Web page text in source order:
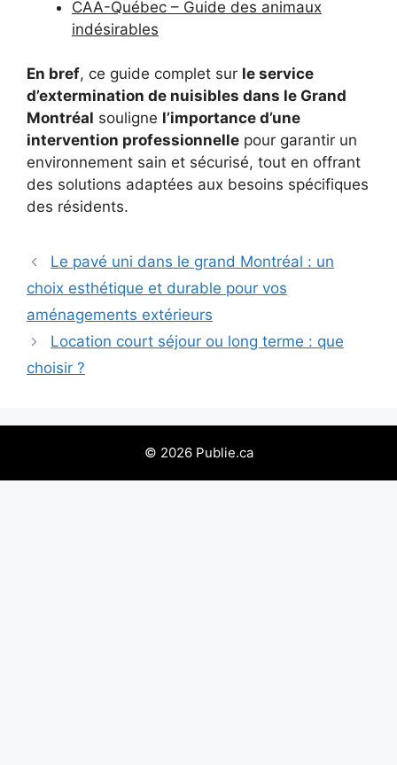
CAA-Québec – Guide des animaux
indésirables
En bref, ce guide complet sur le service
d’extermination de nuisibles dans le Grand
Montréal souligne l’importance d’une
intervention professionnelle pour garantir un
environnement sain et sécurisé, tout en offrant
des solutions adaptées aux besoins spécifiques
des résidents.
Le pavé uni dans le grand Montréal : un
choix esthétique et durable pour vos
aménagements extérieurs
Location court séjour ou long terme : que
choisir ?
© 2026 Publie.ca